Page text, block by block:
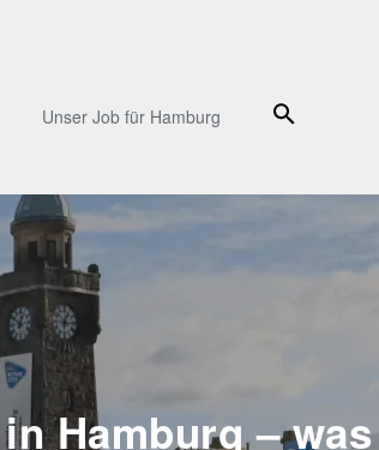
Unser Job für Hamburg Suche
Hamburg – was